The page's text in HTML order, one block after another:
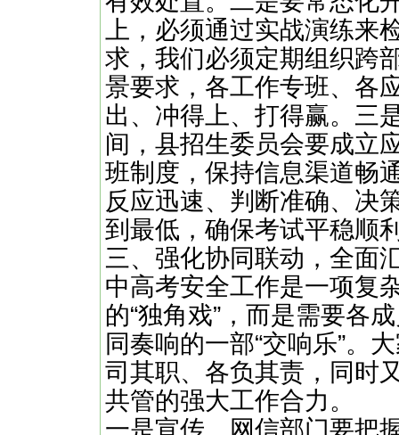
上，必须通过实战演练来
求，我们必须定期组织跨
景要求，各工作专班、各
出、冲得上、打得赢。三
间，县招生委员会要成立
班制度，保持信息渠道畅
反应迅速、判断准确、决
到最低，确保考试平稳顺
三、强化协同联动，全面
中高考安全工作是一项复
的“独角戏”，而是需要各
同奏响的一部“交响乐”。
司其职、各负其责，同时
共管的强大工作合力。
一是宣传、网信部门要把